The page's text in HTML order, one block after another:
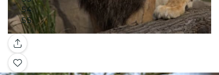
Galería
Image 30
Image 31
Image 32